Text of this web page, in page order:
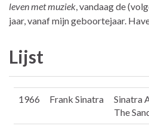
leven met muziek, vandaag de
jaar, vanaf mijn geboortejaar.
Lijst
1966 Frank Sinatra
Sinatra
The